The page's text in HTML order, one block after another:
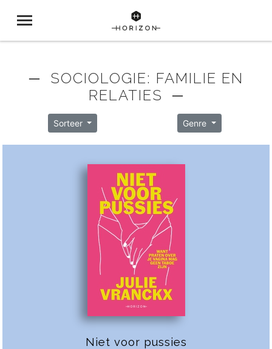
─ SOCIOLOGIE: FAMILIE EN
RELATIES ─
Sorteer Genre
Niet voor pussies